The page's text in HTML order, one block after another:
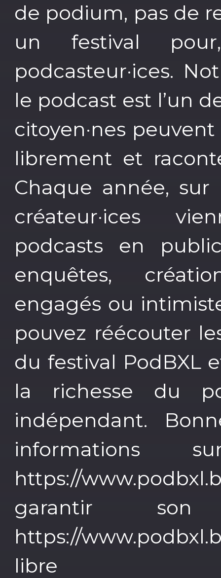
de podium, pas de
un festival
podcasteur·ices.
le podcast est l’un
citoyen·nes
librement et
Chaque année,
créateur·ices
podcasts en
enquêtes,
engagés ou
pouvez réécouter
du festival PodBXL
la richesse du
indépendant.
https://
garantir son
https://